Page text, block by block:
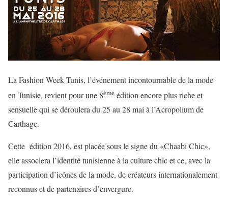
La Fashion Week Tunis, l’événement incontournable de la mode
en Tunisie, revient pour une 8ème édition encore plus riche et
sensuelle qui se déroulera du 25 au 28 mai à l’Acropolium de
Carthage.
Cette édition 2016, est placée sous le signe du «Chaabi Chic»,
elle associera l’identité tunisienne à la culture chic et ce, avec la
participation d’icônes de la mode, de créateurs internationalement
reconnus et de partenaires d’envergure.